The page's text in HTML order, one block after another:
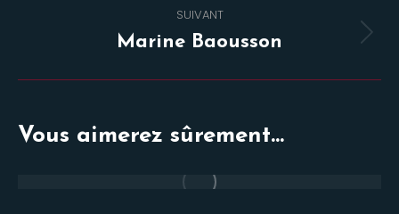
SUIVANT
Projets
Marine Baousson
Vous aimerez sûrement...